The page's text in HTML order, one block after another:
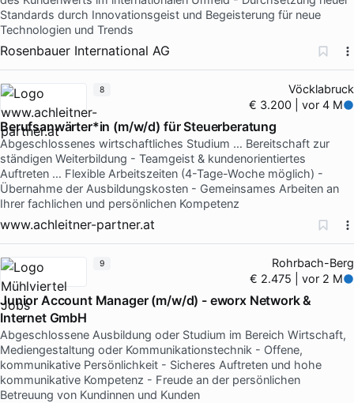
Standards durch Innovationsgeist und Begeisterung für neue
Technologien und Trends
Rosenbauer International AG
Vöcklabruck
€ 3.200 | vor 4 M
Berufsanwärter*in (m/w/d) für Steuerberatung
Abgeschlossenes wirtschaftliches Studium … Bereitschaft zur
ständigen Weiterbildung - Teamgeist & kundenorientiertes
Auftreten … Flexible Arbeitszeiten (4-Tage-Woche möglich) -
Übernahme der Ausbildungskosten - Gemeinsames Arbeiten an
Ihrer fachlichen und persönlichen Kompetenz
www.achleitner-partner.at
8
Rohrbach-Berg
€ 2.475 | vor 2 M
Junior Account Manager (m/w/d) - eworx Network &
Internet GmbH
Abgeschlossene Ausbildung oder Studium im Bereich Wirtschaft,
Mediengestaltung oder Kommunikationstechnik - Offene,
kommunikative Persönlichkeit - Sicheres Auftreten und hohe
kommunikative Kompetenz - Freude an der persönlichen
Betreuung von Kundinnen und Kunden
9